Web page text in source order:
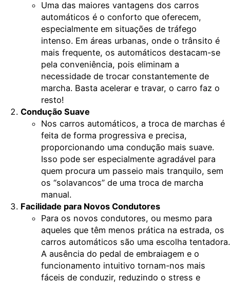
Uma das maiores vantagens dos carros
automáticos é o conforto que oferecem,
especialmente em situações de tráfego
intenso. Em áreas urbanas, onde o trânsito é
mais frequente, os automáticos destacam-se
pela conveniência, pois eliminam a
necessidade de trocar constantemente de
marcha. Basta acelerar e travar, o carro faz o
resto!
Condução Suave
Nos carros automáticos, a troca de marchas é
feita de forma progressiva e precisa,
proporcionando uma condução mais suave.
Isso pode ser especialmente agradável para
quem procura um passeio mais tranquilo, sem
os “solavancos” de uma troca de marcha
manual.
Facilidade para Novos Condutores
Para os novos condutores, ou mesmo para
aqueles que têm menos prática na estrada, os
carros automáticos são uma escolha tentadora.
A ausência do pedal de embraiagem e o
funcionamento intuitivo tornam-nos mais
fáceis de conduzir, reduzindo o stress e